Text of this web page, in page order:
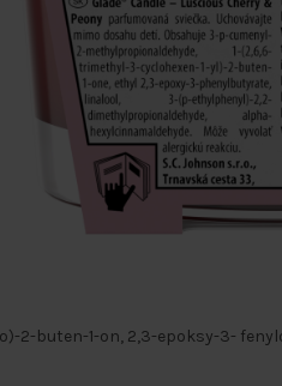
2-buten-1-on, 2,3-epoksy-3-